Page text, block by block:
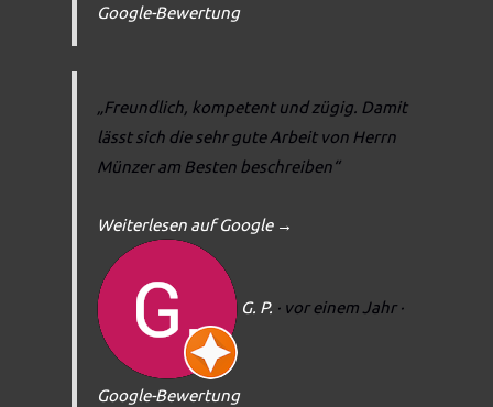
Google-Bewertung
„Freundlich, kompetent und zügig. Damit
lässt sich die sehr gute Arbeit von Herrn
Münzer am Besten beschreiben“
Weiterlesen auf Google →
G. P. · vor einem Jahr ·
Google-Bewertung